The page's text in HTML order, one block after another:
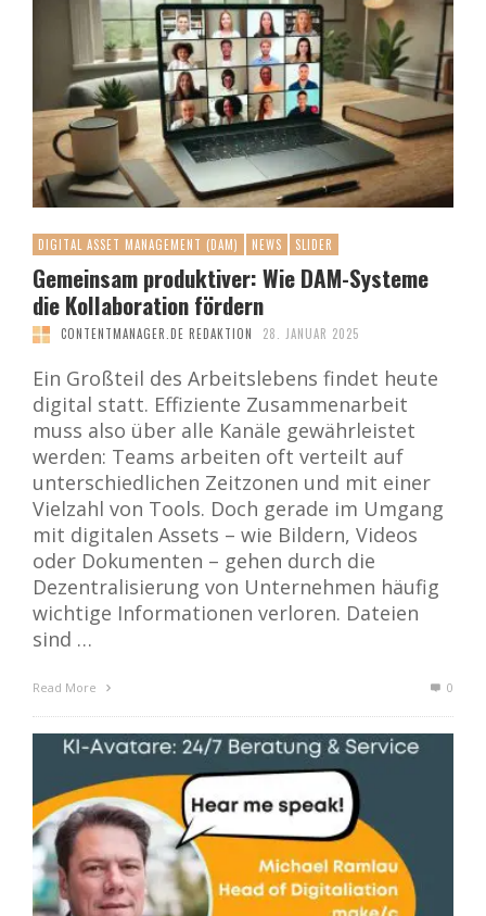
DIGITAL ASSET MANAGEMENT (DAM) NEWS SLIDER
Gemeinsam produktiver: Wie DAM-Systeme
die Kollaboration fördern
CONTENTMANAGER.DE REDAKTION 28. JANUAR 2025
Ein Großteil des Arbeitslebens findet heute
digital statt. Effiziente Zusammenarbeit
muss also über alle Kanäle gewährleistet
werden: Teams arbeiten oft verteilt auf
unterschiedlichen Zeitzonen und mit einer
Vielzahl von Tools. Doch gerade im Umgang
mit digitalen Assets – wie Bildern, Videos
oder Dokumenten – gehen durch die
Dezentralisierung von Unternehmen häufig
wichtige Informationen verloren. Dateien
sind …
Read More 0